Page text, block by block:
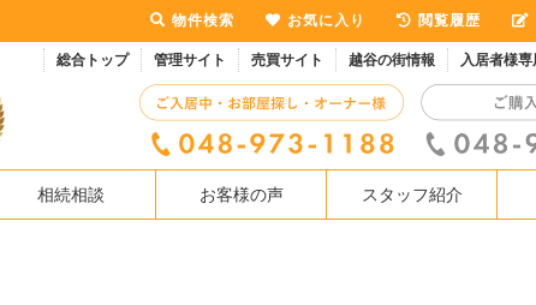
総合トップ 管理サイト 売買サイト 越谷の街情報 入居者様専
相続相談 お客様の声 スタッフ紹介
物件検索 お気に入り 閲覧履歴